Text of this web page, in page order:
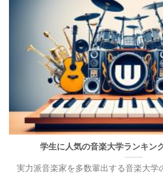
学生に人気の音楽大学ランキン
実力派音楽家を多数輩出する音楽大学